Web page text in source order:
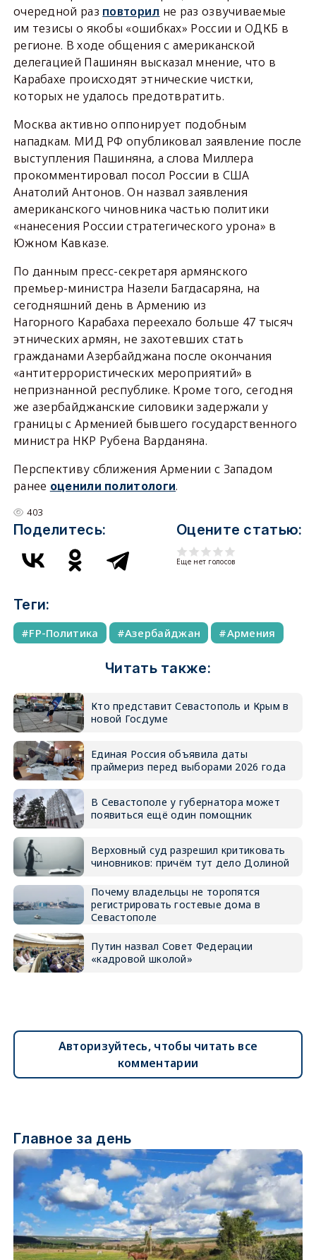
очередной раз повторил не раз озвучиваемые
им тезисы о якобы «ошибках» России и ОДКБ в
регионе. В ходе общения с американской
делегацией Пашинян высказал мнение, что в
Карабахе происходят этнические чистки,
которых не удалось предотвратить.
Москва активно оппонирует подобным
нападкам. МИД РФ опубликовал заявление после
выступления Пашиняна, а слова Миллера
прокомментировал посол России в США
Анатолий Антонов. Он назвал заявления
американского чиновника частью политики
«нанесения России стратегического урона» в
Южном Кавказе.
По данным пресс-секретаря армянского
премьер-министра Назели Багдасаряна, на
сегодняшний день в Армению из
Нагорного Карабаха переехало больше 47 тысяч
этнических армян, не захотевших стать
гражданами Азербайджана после окончания
«антитеррористических мероприятий» в
непризнанной республике. Кроме того, сегодня
же азербайджанские силовики задержали у
границы с Арменией бывшего государственного
министра НКР Рубена Варданяна.
Перспективу сближения Армении с Западом
ранее оценили политологи.
403
Поделитесь: Оцените статью:
Еще нет голосов
Теги:
FP-Политика Азербайджан Армения
Читать также:
Кто представит Севастополь и Крым в
новой Госдуме
Единая Россия объявила даты
праймериз перед выборами 2026 года
В Севастополе у губернатора может
появиться ещё один помощник
Верховный суд разрешил критиковать
чиновников: причём тут дело Долиной
Почему владельцы не торопятся
регистрировать гостевые дома в
Севастополе
Путин назвал Совет Федерации
«кадровой школой»
Авторизуйтесь, чтобы читать все
комментарии
Главное за день